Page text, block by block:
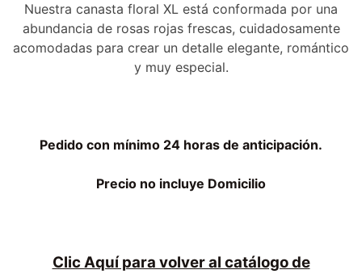
Nuestra canasta floral XL está conformada por una
abundancia de rosas rojas frescas, cuidadosamente
acomodadas para crear un detalle elegante, romántico
y muy especial.
Pedido con mínimo 24 horas de anticipación.
Precio no incluye Domicilio
Clic Aquí para volver al catálogo de